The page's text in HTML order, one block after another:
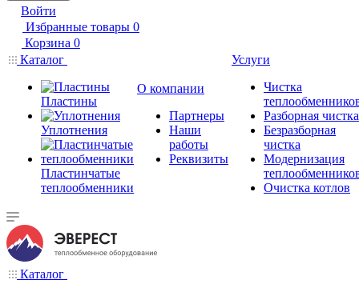
Войти
Избранные товары 0
Корзина 0
Каталог
Пластины
Уплотнения
Пластинчатые
теплообменники
О компании
Партнеры
Наши
работы
Реквизиты
Услуги
Чистка
Разборная чистка
Безразборная
чистка
Модернизация
Очистка котлов
Каталог